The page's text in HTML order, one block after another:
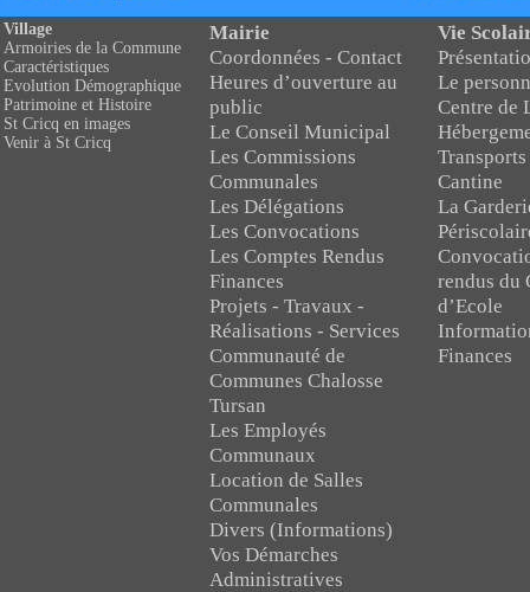
Village
Armoiries de la Commune
Caractéristiques
Evolution Démographique
Patrimoine et Histoire
St Cricq en images
Venir à St Cricq
Mairie
Coordonnées - Contact
Heures d’ouverture au
public
Le Conseil Municipal
Les Commissions
Communales
Les Délégations
Les Convocations
Les Comptes Rendus
Finances
Projets - Travaux -
Réalisations - Services
Communauté de
Communes Chalosse
Tursan
Les Employés
Communaux
Location de Salles
Communales
Divers (Informations)
Vos Démarches
Administratives
Vie
Le
Centre de
Cantine
La
rendus du
d’Ecole
Finances